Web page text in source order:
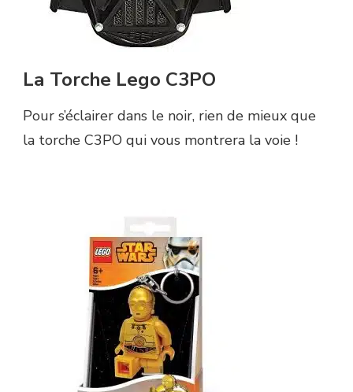
La Torche Lego C3PO
Pour s’éclairer dans le noir, rien de mieux que
la torche C3PO qui vous montrera la voie !